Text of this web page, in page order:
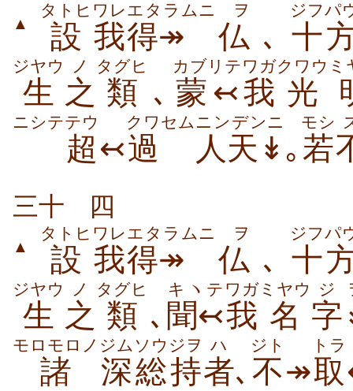
▲ 設
タトヒ
我
ワレ
得↠
エタラムニ
仏
ヲ
､ 十
ジフパ
生
ジヤウ
之
ノ
類
タグヒ
､ 蒙↢
カブリテ
我
ワガ
光
クワウミ
ニシテ
超
テウ
↢過
クワ セム
人天↡
ニンデンニ
｡ 若
モシ
三十 四
▲ 設
タトヒ
我
ワレ
得↠
エタラムニ
仏
ヲ
､ 十
ジフパ
生
ジヤウ
之
ノ
類
タグヒ
､ 聞↢
キヽテ
我
ワガ
名
ミヤウ
字
ジ
諸
モロモロノ
深
ジム
総持
ソウジヲ
者
ハ
､ 不
ジト
↠取
トラ